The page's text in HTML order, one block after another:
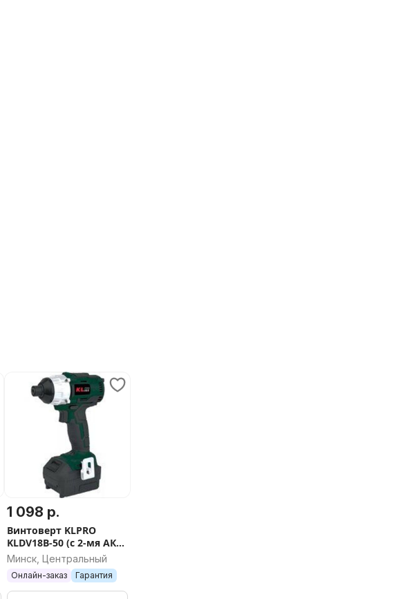
1 098 р.
Винтоверт KLPRO
KLDV18B-50 (с 2-мя АКБ,
кейс)
Минск, Центральный
Онлайн-заказ Гарантия